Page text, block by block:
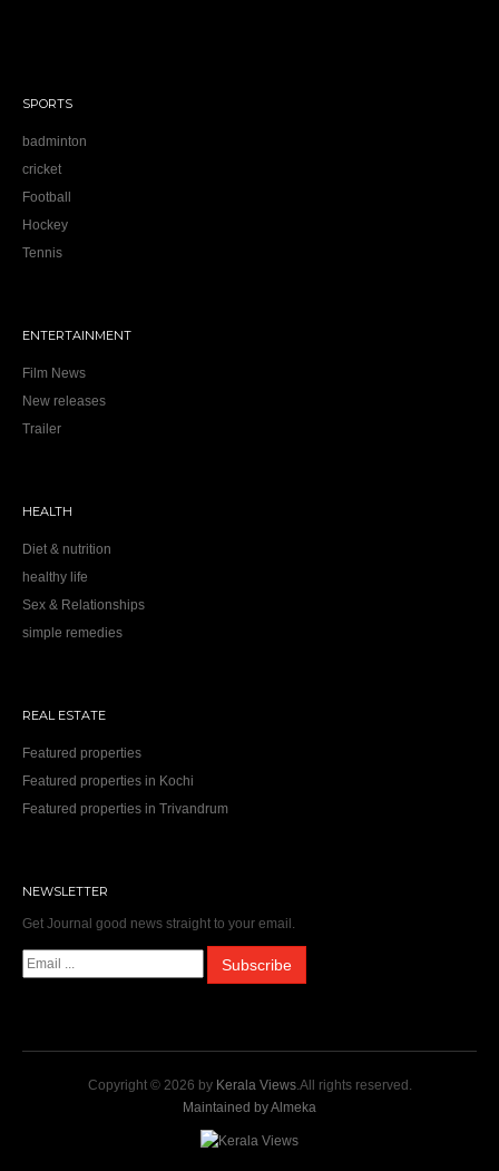
SPORTS
badminton
cricket
Football
Hockey
Tennis
ENTERTAINMENT
Film News
New releases
Trailer
HEALTH
Diet & nutrition
healthy life
Sex & Relationships
simple remedies
REAL ESTATE
Featured properties
Featured properties in Kochi
Featured properties in Trivandrum
NEWSLETTER
Get Journal good news straight to your email.
Copyright © 2026 by Kerala Views.All rights reserved.
Maintained by Almeka